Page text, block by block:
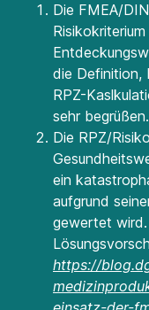
Die FMEA/
die Definition,
RPZ-
sehr begrüßen.
Die RPZ/
ein
aufgrund
gewertet wird.
https://